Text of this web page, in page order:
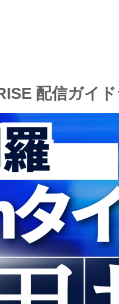
配信ガイ